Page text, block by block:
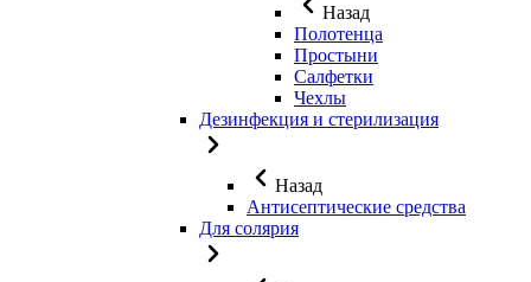
Назад
Полотенца
Простыни
Салфетки
Чехлы
Дезинфекция и стерилизация
Назад
Антисептические средства
Для солярия